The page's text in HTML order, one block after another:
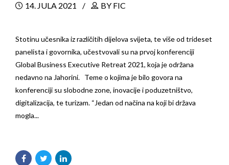
14. JULA 2021 BY FIC
Stotinu učesnika iz različitih dijelova svijeta, te više od trideset
panelista i govornika, učestvovali su na prvoj konferenciji
Global Business Executive Retreat 2021, koja je održana
nedavno na Jahorini. Teme o kojima je bilo govora na
konferenciji su slobodne zone, inovacije i poduzetništvo,
digitalizacija, te turizam. “Jedan od načina na koji bi država
mogla...